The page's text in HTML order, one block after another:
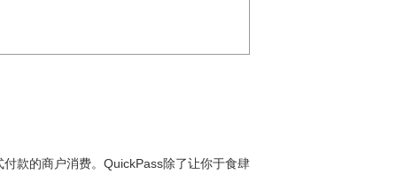
款的商户消费。QuickPass除了让你于食肆